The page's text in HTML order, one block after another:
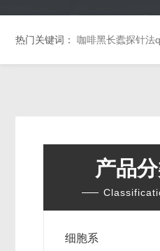
热门关键词： 咖啡黑长蠹探针法
产品
细胞系